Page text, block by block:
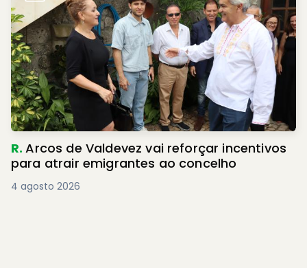
R.Arcos de Valdevez vai reforçar incentivos
para atrair emigrantes ao concelho
4 agosto 2026